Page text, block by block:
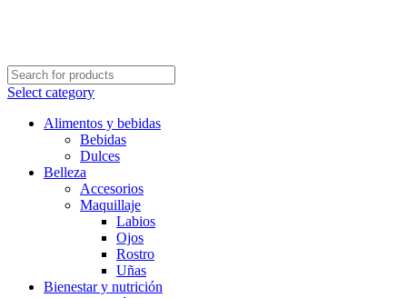
Select category
Alimentos y bebidas
Bebidas
Dulces
Belleza
Accesorios
Maquillaje
Labios
Ojos
Rostro
Uñas
Bienestar y nutrición